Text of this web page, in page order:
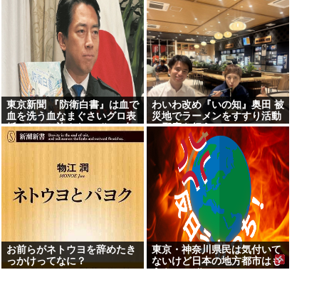
東京新聞 『防衛白書』は血で
血を洗う血なまぐさいグロ表
紙でないと許さないぞ!!→有
権者「？？？」
わいわ改め『いの知』奥田 被
災地でラーメンをすすり活動
の邪魔を行う
お前らがネトウヨを辞めたき
っかけってなに？
東京・神奈川県民は気付いて
ないけど日本の地方都市はも
うやべーぞ